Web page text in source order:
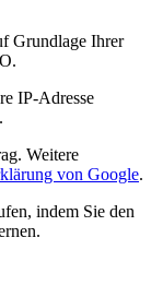
Grundlage Ihrer
IP-Adresse
Weitere
von Google.
indem Sie den